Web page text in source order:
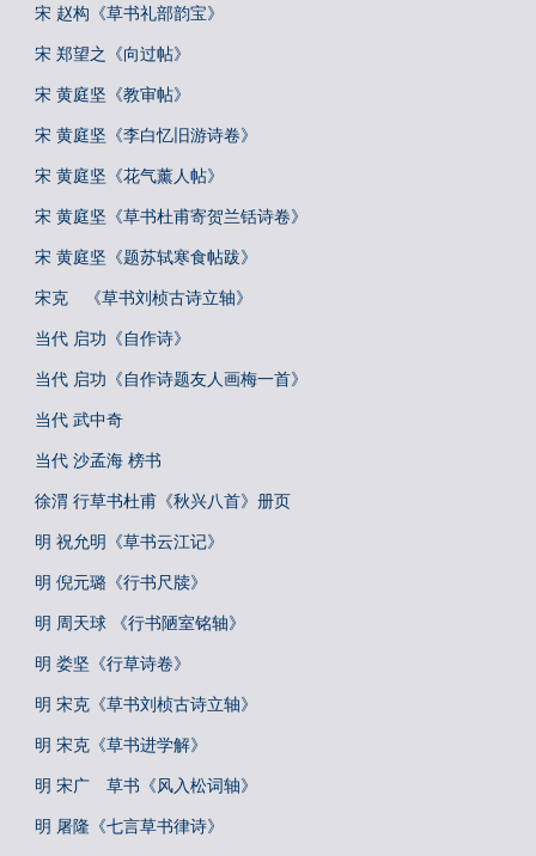
宋 赵构《草书礼部韵宝》
宋 郑望之《向过帖》
宋 黄庭坚《教审帖》
宋 黄庭坚《李白忆旧游诗卷》
宋 黄庭坚《花气薰人帖》
宋 黄庭坚《草书杜甫寄贺兰铦诗卷》
宋 黄庭坚《题苏轼寒食帖跋》
宋克 《草书刘桢古诗立轴》
当代 启功《自作诗》
当代 启功《自作诗题友人画梅一首》
当代 武中奇
当代 沙孟海 榜书
徐渭 行草书杜甫《秋兴八首》册页
明 祝允明《草书云江记》
明 倪元璐《行书尺牍》
明 周天球 《行书陋室铭轴》
明 娄坚《行草诗卷》
明 宋克《草书刘桢古诗立轴》
明 宋克《草书进学解》
明 宋广 草书《风入松词轴》
明 屠隆《七言草书律诗》